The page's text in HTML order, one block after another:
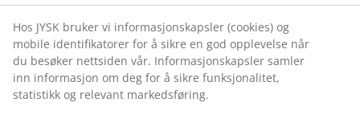
Hos JYSK bruker vi informasjonskapsler (cookies) og
mobile identifikatorer for å sikre en god opplevelse når
du besøker nettsiden vår. Informasjonskapsler samler
inn informasjon om deg for å sikre funksjonalitet,
statistikk og relevant markedsføring.